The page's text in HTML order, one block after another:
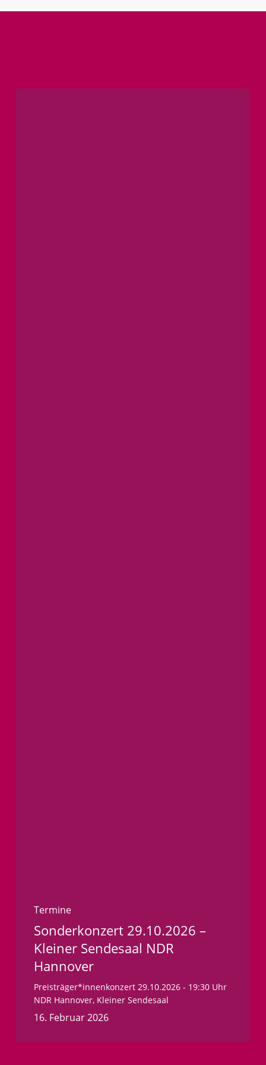
Termine
Sonderkonzert 29.10.2026 –
Kleiner Sendesaal NDR
Hannover
Preisträger*innenkonzert 29.10.2026 - 19:30 Uhr
NDR Hannover, Kleiner Sendesaal
16. Februar 2026